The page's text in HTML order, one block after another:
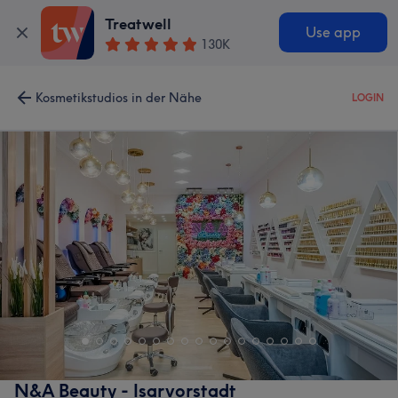
Treatwell
130K
Use app
Kosmetikstudios in der Nähe LOGIN
N&A Beauty - Isarvorstadt